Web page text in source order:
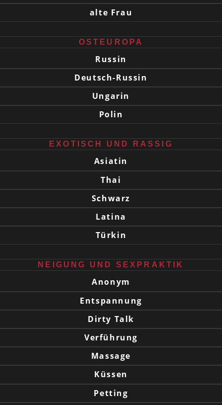
alte Frau
OSTEUROPA
Russin
Deutsch-Russin
Ungarin
Polin
EXOTISCH UND RASSIG
Asiatin
Thai
Schwarz
Latina
Türkin
NEIGUNG UND SEXPRAKTIK
Anonym
Entspannung
Dirty Talk
Verführung
Massage
Küssen
Petting